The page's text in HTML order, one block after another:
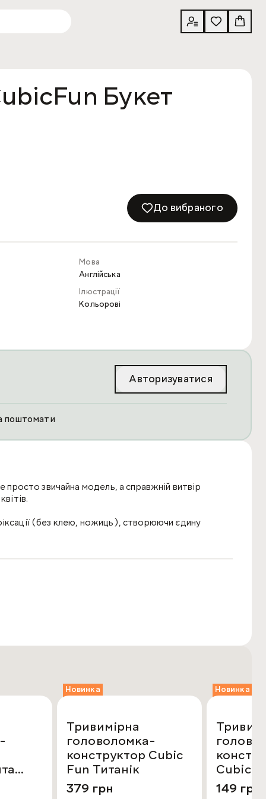
Букет
До вибраного
Мова
Англійська
Ілюстрації
Кольорові
Авторизуватися
поштомати
просто звичайна модель, а справжній витвір
(без клею, ножиць), створюючи єдину
Новинка
Тривимірна
головоломка-
конструктор Cubic
Fun Титанік
379 грн
Новинка
Помста
149 грн